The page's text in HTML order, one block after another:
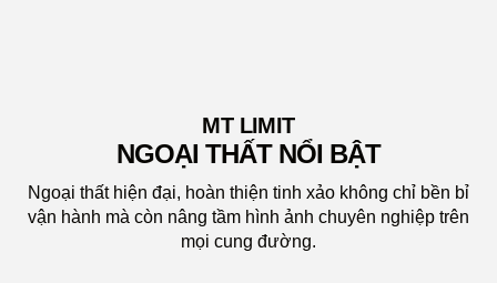
MT LIMIT
NGOẠI THẤT NỔI BẬT
Ngoại thất hiện đại, hoàn thiện tinh xảo không chỉ bền bỉ
vận hành mà còn nâng tầm hình ảnh chuyên nghiệp trên
mọi cung đường.